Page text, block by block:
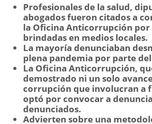
Profesionales de la salud,
abogados fueron citados a
la Oficina Anticorrupción por
brindadas en medios locales.
La mayoría denunciaban
plena pandemia por parte del
La Oficina Anticorrupción,
demostrado ni un solo
corrupción que involucran a
optó por convocar a
denunciados.
Advierten sobre una